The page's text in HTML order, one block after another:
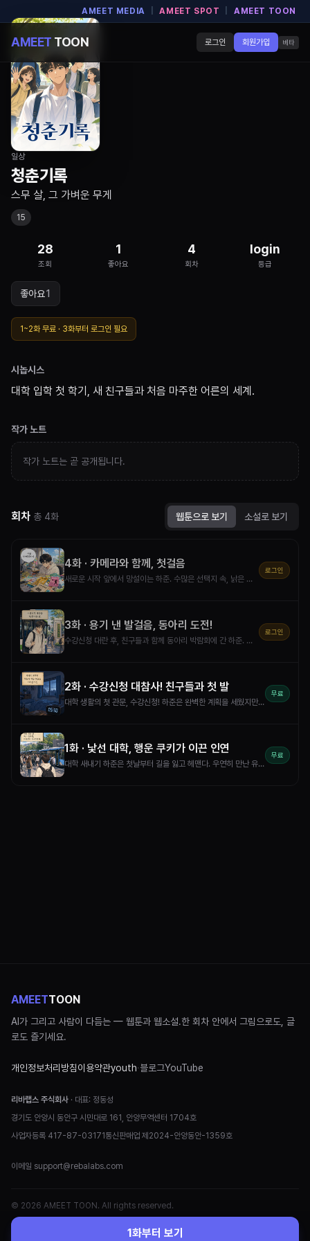
AMEET MEDIA AMEET SPOT AMEET TOON
AMEET TOON 로그인 회원가입 베타
일상
청춘기록
스무 살, 그 가벼운 무게
15
28
조회
1
좋아요
4
회차
login
등급
좋아요1
1~2화 무료 · 3화부터 로그인 필요
시놉시스
대학 입학 첫 학기, 새 친구들과 처음 마주한 어른의 세계.
작가 노트
작가 노트는 곧 공개됩니다.
회차 총 4화 웹툰으로 보기 소설로 보기
4화 · 카메라와 함께, 첫걸음
새로운 시작 앞에서 망설이는 하준. 수많은 선택지 속, 낡은 필름 카메라가 그의 마음을 흔든다. 과연 그는 용기를 내어 세상 밖으로 한 걸음 내디딜 수 있을까? 불안과 설렘이 교차하는 캠퍼스 라이프, 그의 진짜 이야기가 시작된다!
로그인
3화 · 용기 낸 발걸음, 동아리 도전!
수강신청 대란 후, 친구들과 함께 동아리 박람회에 간 하준. 북적이는 활기 속에서도 망설이던 그는 친구들의 진심 어린 격려에 용기를 얻는다. 과연 하준은 소심함을 깨고 자신만의 새로운 대학 생활을 시작할 수 있을까?
로그인
2화 · 수강신청 대참사! 친구들과 첫 발
대학 생활의 첫 관문, 수강신청! 하준은 완벽한 계획을 세웠지만 서버는 그를 배신한다. 절망의 순간, 뜻밖의 방문객들이 그를 찾아오는데… 혼돈 속에서 하준은 새로운 인연과 함께 캠퍼스의 진짜 매력을 발견할 수 있을까?
무료
1화 · 낯선 대학, 행운 쿠키가 이끈 인연
대학 새내기 하준은 첫날부터 길을 잃고 헤맨다. 우연히 만난 유쾌한 동기 민준의 도움으로 오리엔테이션에 겨우 도착하지만, 완벽한 여학생 서연을 보며 위축된다. 혼란스러운 하루 끝, '행운 쿠키'가 이들을 다시 엮는데... 하준의 대학 생활은 과연 순탄할까?
무료
1화부터 보기
AMEETTOON
AI가 그리고 사람이 다듬는 — 웹툰과 웹소설.한 회차 안에서 그림으로도, 글
로도 즐기세요.
개인정보처리방침이용약관youth·블로그YouTube
리바랩스 주식회사 · 대표: 정동성
경기도 안양시 동안구 시민대로 161, 안양무역센터 1704호
사업자등록 417-87-03171통신판매업 제2024-안양동안-1359호
이메일 support@rebalabs.com
© 2026 AMEET TOON. All rights reserved.